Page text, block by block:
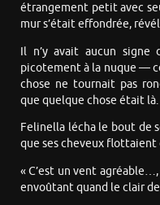
étrangement petit avec
mur s’était effondrée,
Il n’y avait aucun
picotement à la nuque —
chose ne tournait pas
que quelque chose était là.
Felinella lécha le bout de
que ses cheveux flottaient
« C’est un vent
envoûtant quand le clair